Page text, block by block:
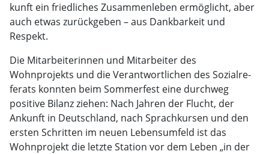
kunft ein friedliches Zusammenleben ermöglicht, aber
auch etwas zurückgeben – aus Dank­barkeit und
Respekt.
Die Mitarbeiterinnen und Mitarbeiter des
Wohnprojekts und die Verantwortlichen des Sozialre­
ferats konnten beim Sommerfest eine durchweg
positive Bilanz ziehen: Nach Jahren der Flucht, der
Ankunft in Deutschland, nach Sprachkursen und den
ersten Schritten im neuen Le­bensumfeld ist das
Wohnprojekt die letzte Station vor dem Leben „in der